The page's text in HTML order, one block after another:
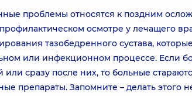
проблемы относятся к поздним
осмотре у лечащего
тазобедренного сустава,
или инфекционном процессе. Если
сразу после них, то больные
препараты. Запомните – делать